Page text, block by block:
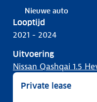
Nieuwe auto
Looptijd
2021 - 2024
Uitvoering
Nissan Qashqai 1.5
Private lease